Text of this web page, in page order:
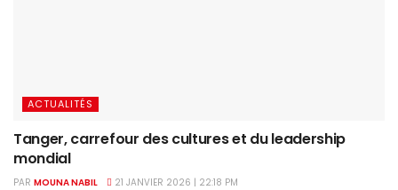
ACTUALITÉS
Tanger, carrefour des cultures et du leadership
mondial
PAR MOUNA NABIL 21 JANVIER 2026 | 22:18 PM